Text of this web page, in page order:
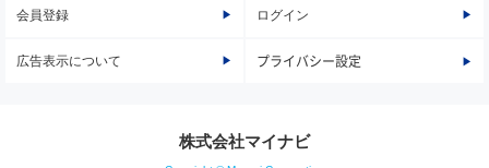
会員登録 ログイン
広告表示について プライバシー設定
株式会社マイナビ